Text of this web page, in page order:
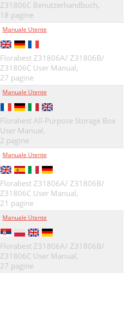
Z31806C Benutzerhandbuch,
18 pagine
Manuale Utente
Florabest Z31806A/ Z31806B/
Z31806C User Manual,
27 pagine
Manuale Utente
Florabest All-Purpose Storage Box
User Manual,
2 pagine
Manuale Utente
Florabest Z31806A/ Z31806B/
Z31806C User Manual,
21 pagine
Manuale Utente
Florabest Z31806A/ Z31806B/
Z31806C User Manual,
27 pagine